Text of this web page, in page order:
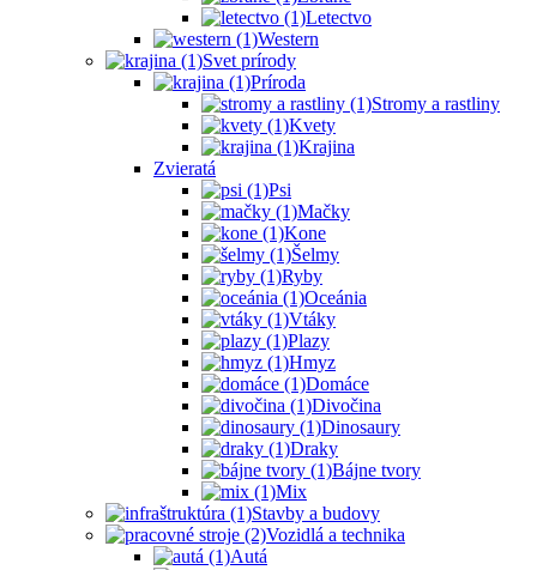
Letectvo
Western
Svet prírody
Príroda
Stromy a rastliny
Kvety
Krajina
Zvieratá
Psi
Mačky
Kone
Šelmy
Ryby
Oceánia
Vtáky
Plazy
Hmyz
Domáce
Divočina
Dinosaury
Draky
Bájne tvory
Mix
Stavby a budovy
Vozidlá a technika
Autá